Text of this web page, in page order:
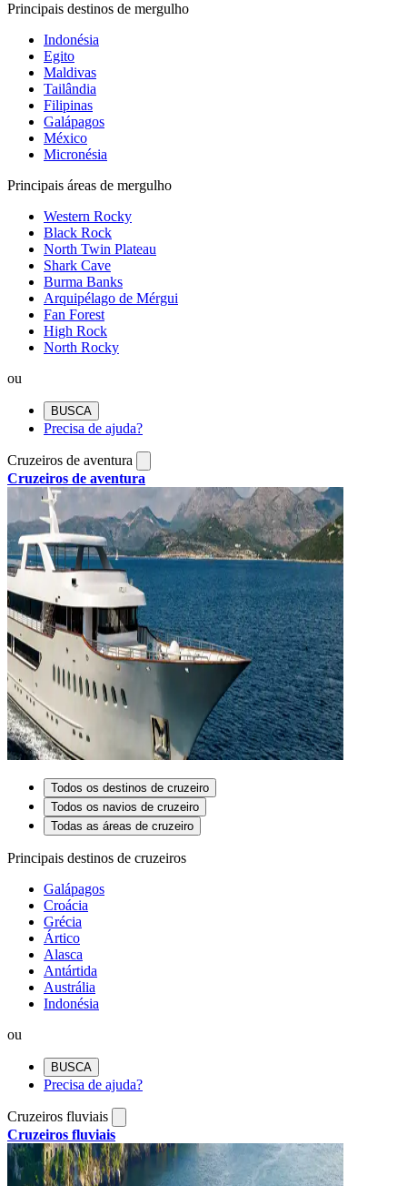
Principais destinos de mergulho
Indonésia
Egito
Maldivas
Tailândia
Filipinas
Galápagos
México
Micronésia
Principais áreas de mergulho
Western Rocky
Black Rock
North Twin Plateau
Shark Cave
Burma Banks
Arquipélago de Mérgui
Fan Forest
High Rock
North Rocky
ou
BUSCA
Precisa de ajuda?
Cruzeiros de aventura
Cruzeiros de aventura
Todos os destinos de cruzeiro
Todos os navios de cruzeiro
Todas as áreas de cruzeiro
Principais destinos de cruzeiros
Galápagos
Croácia
Grécia
Ártico
Alasca
Antártida
Austrália
Indonésia
ou
BUSCA
Precisa de ajuda?
Cruzeiros fluviais
Cruzeiros fluviais